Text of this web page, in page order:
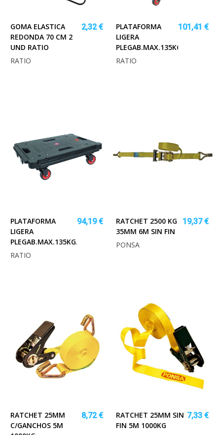
GOMA ELASTICA
REDONDA 70 CM 2
UND RATIO
2,32 €
RATIO
PLATAFORMA
LIGERA
PLEGAB.MAX.135KG.C/MGO
101,41 €
RATIO
PLATAFORMA
LIGERA
PLEGAB.MAX.135KG.S/MGO
94,19 €
RATIO
RATCHET 2500 KG
35MM 6M SIN FIN
19,37 €
PONSA
RATCHET 25MM
C/GANCHOS 5M
8,72 €
RATCHET 25MM SIN
FIN 5M 1000KG
7,33 €